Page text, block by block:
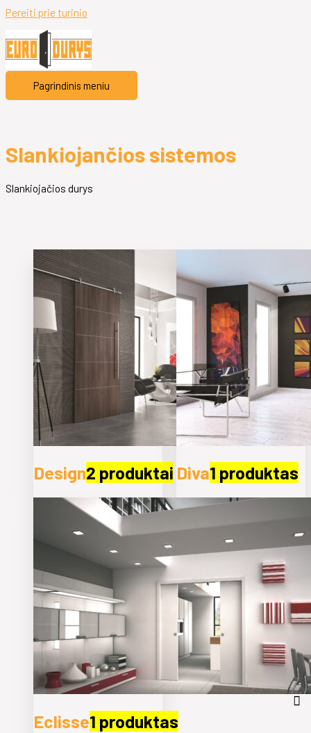
Pereiti prie turinio
Pagrindinis meniu
Slankiojančios sistemos
Slankiojačios durys
Design2 produktai Diva1 produktas
Eclisse1 produktas